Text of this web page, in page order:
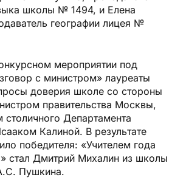
школы № 1494, и Елена
географии лицея №
мероприятии под
с министром» лауреаты
доверия школе со стороны
правительства Москвы,
столичного Департамента
Калиной. В результате
победителя: «Учителем года
стал Дмитрий Михалин из школы
Пушкина.